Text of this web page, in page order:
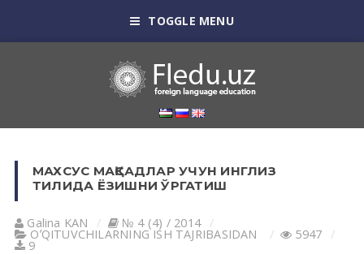
TOGGLE MENU
МАХСУС МАҚСАДЛАР УЧУН ИНГЛИЗ
ТИЛИДА ЁЗИШНИ ЎРГАТИШ
Galina KАN № 4 (4) / 2014
OʼQITUVCHILАRNING ISH TАJRIBАSIDАN 5947
9